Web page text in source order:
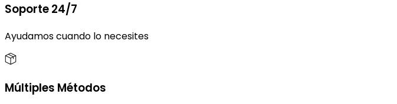
Soporte 24/7
Ayudamos cuando lo necesites
Múltiples Métodos